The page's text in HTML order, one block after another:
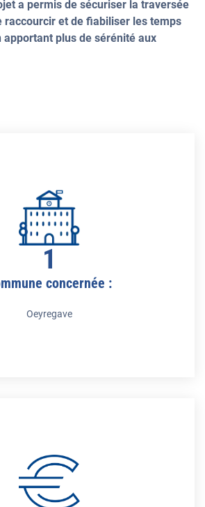
a permis de sécuriser la traversée
raccourcir et de fiabiliser les temps
apportant plus de sérénité aux
1
concernée :
Oeyregave